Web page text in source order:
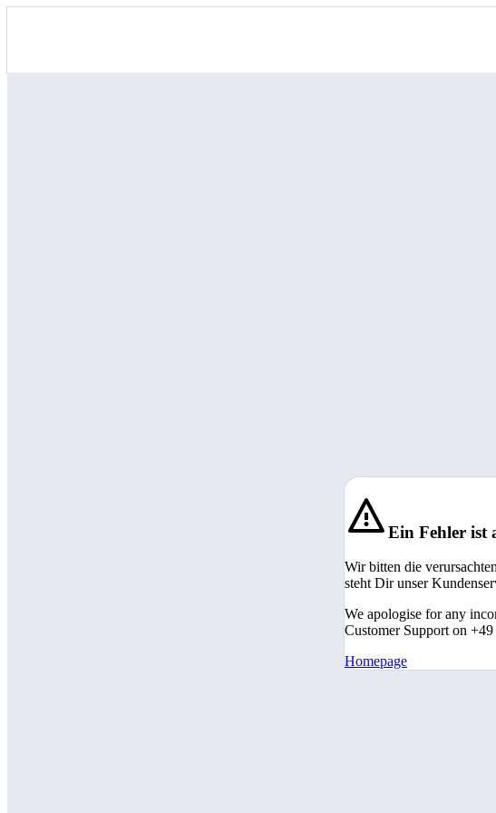
Ein Fehler ist
Wir bitten die
steht Dir unser
We apologise for any
Customer Support on
Homepage